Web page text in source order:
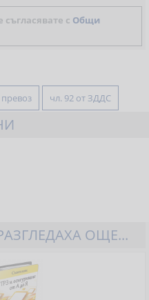
с Общи
чл. 92 от ЗДДС
ОЩЕ...